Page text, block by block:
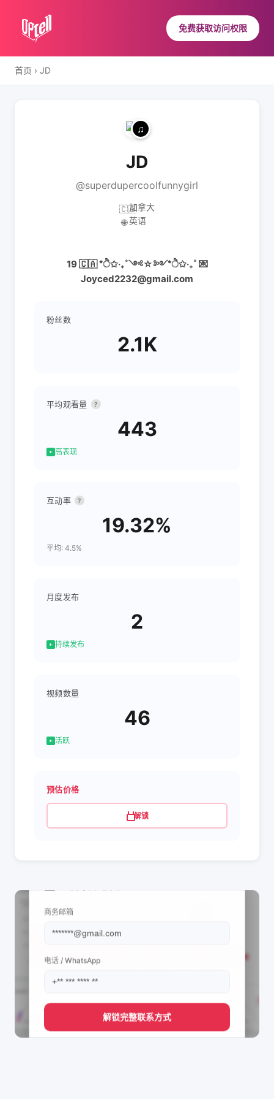
免费获取访问权限
首页 › JD
JD
@superdupercoolfunnygirl
🇨🇦加拿大
🌐 英语
19 🇨🇦 *ੈ✩‧₊˚༺☆༻*ੈ✩‧₊˚ 💌
Joyced2232@gmail.com
粉丝数
2.1K
平均观看量 ?
443
高表现
互动率 ?
19.32%
平均: 4.5%
月度发布
2
持续发布
视频数量
46
活跃
预估价格
解锁
商务邮箱
电话 / WhatsApp
解锁完整联系方式